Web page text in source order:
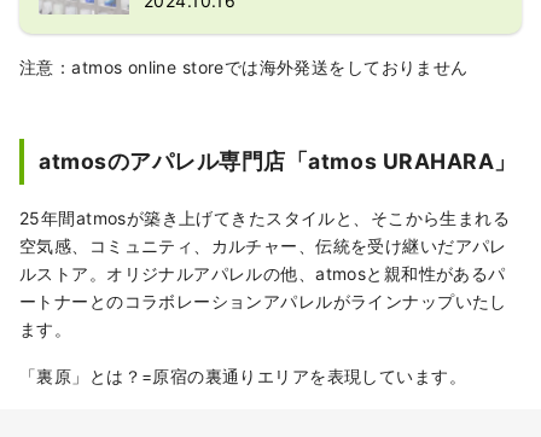
注意：atmos online storeでは海外発送をしておりません
atmosのアパレル専門店「atmos URAHARA」
25年間atmosが築き上げてきたスタイルと、そこから生まれる
空気感、コミュニティ、カルチャー、伝統を受け継いだアパレ
ルストア。オリジナルアパレルの他、atmosと親和性があるパ
ートナーとのコラボレーションアパレルがラインナップいたし
ます。
「裏原」とは？=原宿の裏通りエリアを表現しています。